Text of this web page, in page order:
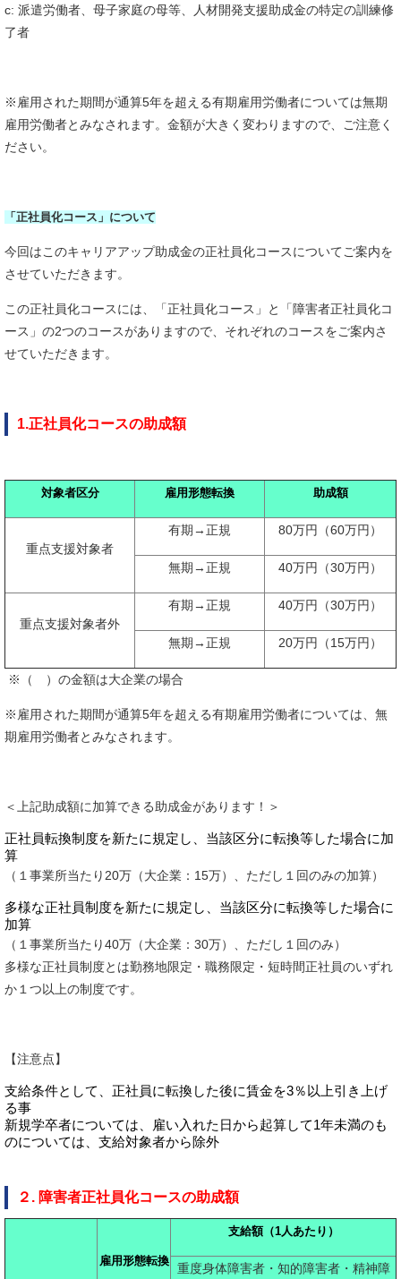
c: 派遣労働者、母子家庭の母等、人材開発支援助成金の特定の訓練修
了者
※雇用された期間が通算5年を超える有期雇用労働者については無期
雇用労働者とみなされます。金額が大きく変わりますので、ご注意く
ださい。
「正社員化コース」について
今回はこのキャリアアップ助成金の正社員化コースについてご案内を
させていただきます。
この正社員化コースには、「正社員化コース」と「障害者正社員化コ
ース」の2つのコースがありますので、それぞれのコースをご案内さ
せていただきます。
1.正社員化コースの助成額
対象者区分 雇用形態転換 助成額
重点支援対象者
有期→正規 80万円（60万円）
無期→正規 40万円（30万円）
重点支援対象者外
有期→正規 40万円（30万円）
無期→正規 20万円（15万円）
※（ ）の金額は大企業の場合
※雇用された期間が通算5年を超える有期雇用労働者については、無
期雇用労働者とみなされます。
＜上記助成額に加算できる助成金があります！＞
正社員転換制度を新たに規定し、当該区分に転換等した場合に加
算
（１事業所当たり20万（大企業：15万）、ただし１回のみの加算）
多様な正社員制度を新たに規定し、当該区分に転換等した場合に
加算
（１事業所当たり40万（大企業：30万）、ただし１回のみ）
多様な正社員制度とは勤務地限定・職務限定・短時間正社員のいずれ
か１つ以上の制度です。
【注意点】
支給条件として、正社員に転換した後に賃金を3％以上引き上げ
る事
新規学卒者については、雇い入れた日から起算して1年未満のも
のについては、支給対象者から除外
２. 障害者正社員化コースの助成額
雇用形態転換
支給額（1人あたり）
重度身体障害者・知的障害者・精神障